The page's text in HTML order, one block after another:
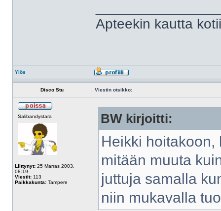
Apteekin kautta
Ylös
Disco Stu Viestin otsikko:
Salibandystara
Liittynyt: 25 Marras 2003,
08:19
Viestit: 113
Paikkakunta: Tampere
BW kirjoitti:
Heikki hoitakoon,
mitään muuta
juttuja samalla
niin mukavalla